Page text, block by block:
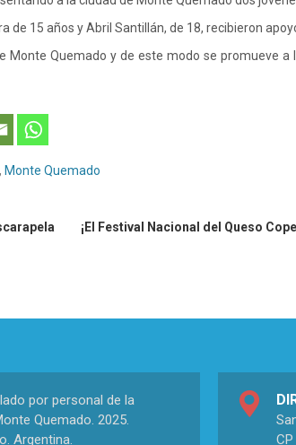
de 15 años y Abril Santillán, de 18, recibieron
Monte Quemado y de este modo se promueve
, Monte Quemado
¡El Festival Nacional del Queso
por personal de la
Quemado. 2025.
Argentina.